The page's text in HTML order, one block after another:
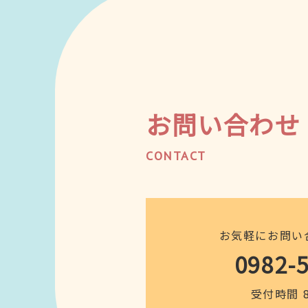
お問い合わせ
CONTACT
お気軽にお問
0982-
受付時間